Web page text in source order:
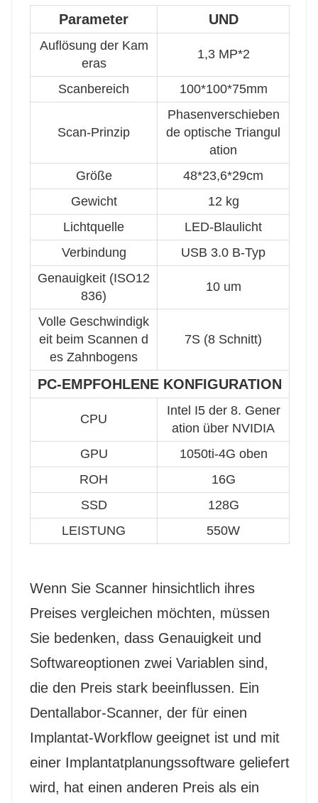
Parameter UND
Auflösung der Kam
eras
1,3 MP*2
Scanbereich 100*100*75mm
Scan-Prinzip
Phasenverschieben
de optische Triangul
ation
Größe
48*23,6*29cm
Gewicht
12 kg
Lichtquelle
LED-Blaulicht
Verbindung
USB 3.0 B-Typ
Genauigkeit (ISO12
836)
10 um
Volle Geschwindigk
eit beim Scannen d
es Zahnbogens
7S (8 Schnitt)
PC-EMPFOHLENE KONFIGURATION
CPU
Intel I5 der 8. Gener
ation über NVIDIA
GPU
1050ti-4G oben
ROH
16G
SSD
128G
LEISTUNG
550W
Wenn Sie Scanner hinsichtlich ihres
Preises vergleichen möchten, müssen
Sie bedenken, dass Genauigkeit und
Softwareoptionen zwei Variablen sind,
die den Preis stark beeinflussen. Ein
Dentallabor-Scanner, der für einen
Implantat-Workflow geeignet ist und mit
einer Implantatplanungssoftware geliefert
wird, hat einen anderen Preis als ein